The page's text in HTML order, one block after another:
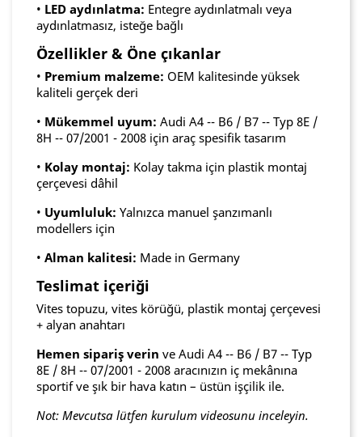
• LED aydınlatma: Entegre aydınlatmalı veya
aydınlatmasız, isteğe bağlı
Özellikler & Öne çıkanlar
• Premium malzeme: OEM kalitesinde yüksek
kaliteli gerçek deri
• Mükemmel uyum: Audi A4 -- B6 / B7 -- Typ 8E /
8H -- 07/2001 - 2008 için araç spesifik tasarım
• Kolay montaj: Kolay takma için plastik montaj
çerçevesi dâhil
• Uyumluluk: Yalnızca manuel şanzımanlı
modellers için
• Alman kalitesi: Made in Germany
Teslimat içeriği
Vites topuzu, vites körüğü, plastik montaj çerçevesi
+ alyan anahtarı
Hemen sipariş verin ve Audi A4 -- B6 / B7 -- Typ
8E / 8H -- 07/2001 - 2008 aracınızın iç mekânına
sportif ve şık bir hava katın – üstün işçilik ile.
Not: Mevcutsa lütfen kurulum videosunu inceleyin.